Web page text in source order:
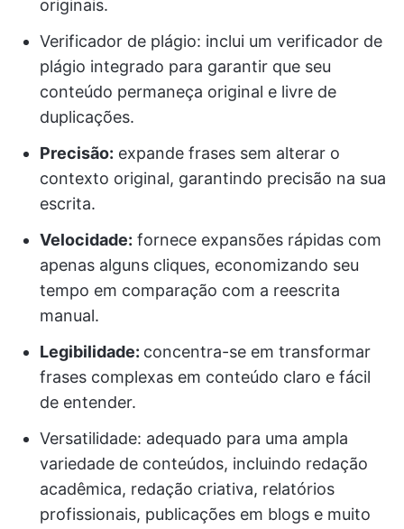
originais.
Verificador de plágio: inclui um verificador de
plágio integrado para garantir que seu
conteúdo permaneça original e livre de
duplicações.
Precisão: expande frases sem alterar o
contexto original, garantindo precisão na sua
escrita.
Velocidade: fornece expansões rápidas com
apenas alguns cliques, economizando seu
tempo em comparação com a reescrita
manual.
Legibilidade: concentra-se em transformar
frases complexas em conteúdo claro e fácil
de entender.
Versatilidade: adequado para uma ampla
variedade de conteúdos, incluindo redação
acadêmica, redação criativa, relatórios
profissionais, publicações em blogs e muito